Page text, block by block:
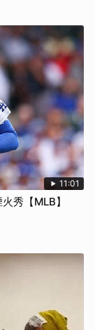
11:01
秀【MLB】